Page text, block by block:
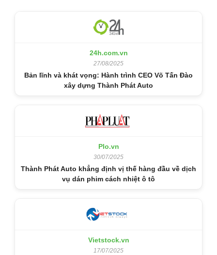
24h.com.vn
27/08/2025
Bản lĩnh và khát vọng: Hành trình CEO Võ Tấn Đào
xây dựng Thành Phát Auto
Plo.vn
30/07/2025
Thành Phát Auto khẳng định vị thế hàng đầu về dịch
vụ dán phim cách nhiệt ô tô
Vietstock.vn
17/07/2025